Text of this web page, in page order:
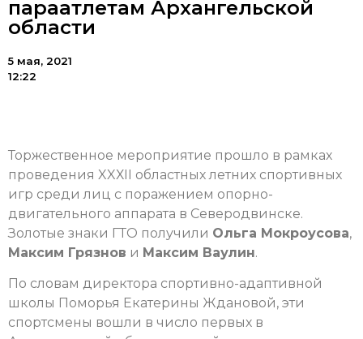
параатлетам Архангельской
области
5 мая, 2021
12:22
Торжественное мероприятие прошло в рамках
проведения XXХII областных летних спортивных
игр среди лиц с поражением опорно-
двигательного аппарата в Северодвинске.
Золотые знаки ГТО получили Ольга Мокроусова,
Максим Грязнов и Максим Ваулин.
По словам директора спортивно-адаптивной
школы Поморья Екатерины Ждановой, эти
спортсмены вошли в число первых в